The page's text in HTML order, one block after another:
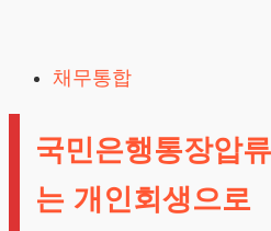
content
채무통합
국민은행통장압
는 개인회생으로